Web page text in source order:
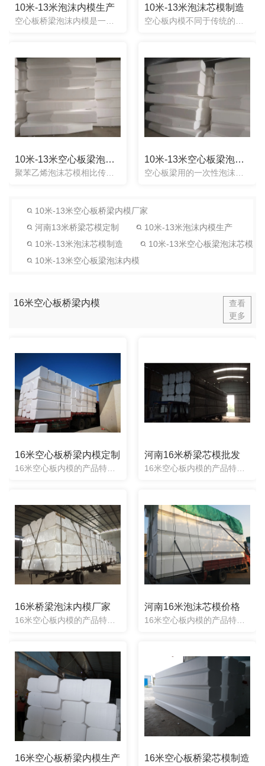
10米-13米泡沫内模生产
空心板桥梁泡沫内模是一款一次性泡沫内模产品：其内模整体为实心材质，且用这种新型的一次性内模制梁时，无需取出，直接留在空心板内部结构中，一次性桥梁内模的名字是由其本身内模的特点来叫的：由于材质较轻，浇筑...
10米-13米泡沫芯模制造
空心板内模不同于传统的橡胶气囊芯模，泡沫内膜使用起来非常简单方便，引入钢筋笼内即可，不用取出，这样的话既节省了工人工时，也节省了一部分工程工期，粗略计算比气囊芯模节省了75%的安装时间。空心板内模使用...
10米-13米空心板梁泡沫芯模 10米-13米空心板梁泡沫内模
10米-13米空心板桥梁内模厂家
河南13米桥梁芯模定制
10米-13米泡沫内模生产
10米-13米泡沫芯模制造
10米-13米空心板梁泡沫芯模
10米-13米空心板梁泡沫内模
16米空心板桥梁内模
查看
更多
16米空心板桥梁内模定制 河南16米桥梁芯模批发
16米桥梁泡沫内模厂家 河南16米泡沫芯模价格
16米空心板桥梁内模生产 16米空心板桥梁芯模制造